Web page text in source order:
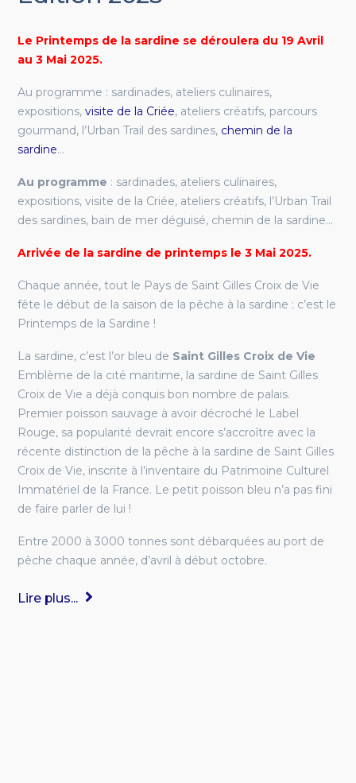
Le Printemps de la sardine se déroulera du 19 Avril
au 3 Mai 2025.
Au programme : sardinades, ateliers culinaires,
expositions, visite de la Criée, ateliers créatifs, parcours
gourmand, l’Urban Trail des sardines, chemin de la
sardine…
Au programme : sardinades, ateliers culinaires,
expositions, visite de la Criée, ateliers créatifs, l’Urban Trail
des sardines, bain de mer déguisé, chemin de la sardine…
Arrivée de la sardine de printemps le 3 Mai 2025.
Chaque année, tout le Pays de Saint Gilles Croix de Vie
fête le début de la saison de la pêche à la sardine : c’est le
Printemps de la Sardine !
La sardine, c’est l’or bleu de Saint Gilles Croix de Vie
Emblème de la cité maritime, la sardine de Saint Gilles
Croix de Vie a déjà conquis bon nombre de palais.
Premier poisson sauvage à avoir décroché le Label
Rouge, sa popularité devrait encore s’accroître avec la
récente distinction de la pêche à la sardine de Saint Gilles
Croix de Vie, inscrite à l’inventaire du Patrimoine Culturel
Immatériel de la France. Le petit poisson bleu n’a pas fini
de faire parler de lui !
Entre 2000 à 3000 tonnes sont débarquées au port de
pêche chaque année, d’avril à début octobre.
Lire plus...